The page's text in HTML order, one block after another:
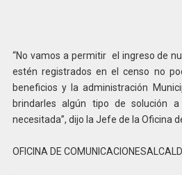
“No vamos a permitir el ingreso de
estén registrados en el censo no
beneficios y la administración
brindarles algún tipo de solución
necesitada”, dijo la Jefe de la Oficina
OFICINA DE